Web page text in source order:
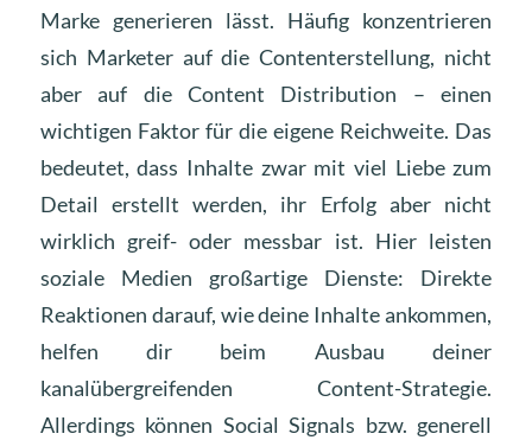
Marke generieren lässt. Häufig konzentrieren
sich Marketer auf die Contenterstellung, nicht
aber auf die Content Distribution – einen
wichtigen Faktor für die eigene Reichweite. Das
bedeutet, dass Inhalte zwar mit viel Liebe zum
Detail erstellt werden, ihr Erfolg aber nicht
wirklich greif- oder messbar ist. Hier leisten
soziale Medien großartige Dienste: Direkte
Reaktionen darauf, wie deine Inhalte ankommen,
helfen dir beim Ausbau deiner
kanalübergreifenden Content-Strategie.
Allerdings können Social Signals bzw. generell